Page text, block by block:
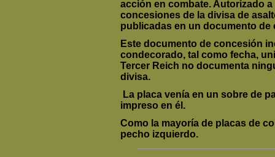
acción en combate. Autorizado
concesiones de la divisa de
publicadas en un documento de
Este documento de concesión
condecorado, tal como fecha,
Tercer Reich no documenta
divisa.
La placa venía en un sobre de
impreso en él.
Como la mayoría de placas de
pecho izquierdo.